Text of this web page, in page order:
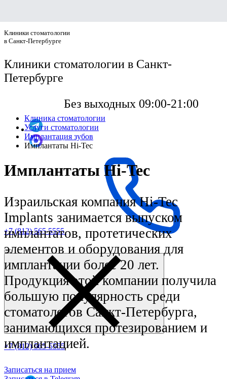
Клиники стоматологии
в Санкт-Петербурге
Клиники стоматологии в Санкт-
Петербурге
Без выходных 09:00-21:00
+7 (812) 565 5555
+7 (812) 565-5555
Клиника стоматологии
Услуги стоматологии
Имплантация зубов
Имплантаты Hi-Tec
Имплантаты Hi-Tec
Израильская компания Hi-Tec
Implants занимается выпуском
имплантатов, протетических
элементов и оборудования для
имплантации более 20 лет.
Продукция этой компании получила
большую популярность среди
стоматологов Санкт-Петербурга,
занимающихся протезированием и
имплантацией.
Записаться на прием